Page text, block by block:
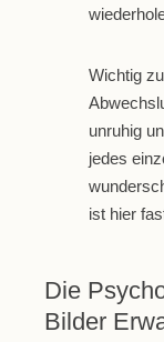
Wichtig
unruhig
jedes
ist hier
Die
Bilder